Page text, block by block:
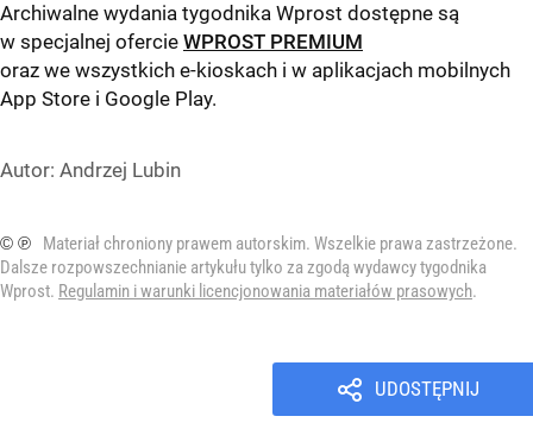
Archiwalne wydania tygodnika Wprost dostępne są
w specjalnej ofercie WPROST PREMIUM
oraz we wszystkich e-kioskach i w aplikacjach mobilnych
App Store i Google Play.
Autor: Andrzej Lubin
© ℗
Materiał chroniony prawem autorskim. Wszelkie prawa zastrzeżone.
Dalsze rozpowszechnianie artykułu tylko za zgodą wydawcy tygodnika
Wprost. Regulamin i warunki licencjonowania materiałów prasowych.
UDOSTĘPNIJ